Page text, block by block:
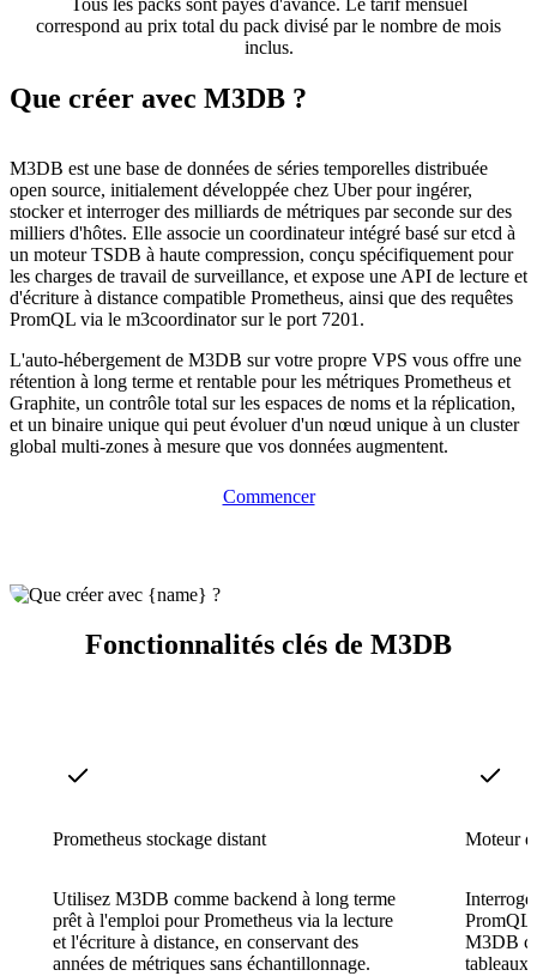
correspond au prix total du pack divisé par le nombre de mois
inclus.
Que créer avec M3DB ?
M3DB est une base de données de séries temporelles distribuée
open source, initialement développée chez Uber pour ingérer,
stocker et interroger des milliards de métriques par seconde sur des
milliers d'hôtes. Elle associe un coordinateur intégré basé sur etcd à
un moteur TSDB à haute compression, conçu spécifiquement pour
les charges de travail de surveillance, et expose une API de lecture et
d'écriture à distance compatible Prometheus, ainsi que des requêtes
PromQL via le m3coordinator sur le port 7201.
L'auto-hébergement de M3DB sur votre propre VPS vous offre une
rétention à long terme et rentable pour les métriques Prometheus et
Graphite, un contrôle total sur les espaces de noms et la réplication,
et un binaire unique qui peut évoluer d'un nœud unique à un cluster
global multi-zones à mesure que vos données augmentent.
Commencer
Fonctionnalités clés de M3DB
Prometheus stockage distant
Utilisez M3DB comme backend à long terme
prêt à l'emploi pour Prometheus via la lecture
et l'écriture à distance, en conservant des
années de métriques sans échantillonnage.
Moteur
PromQL
M3DB
tableaux